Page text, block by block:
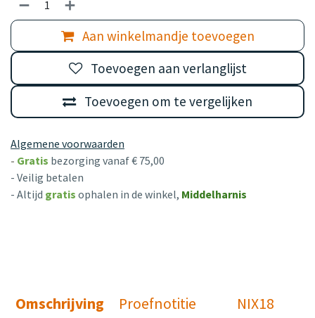
Aan winkelmandje toevoegen
Toevoegen om te vergelijken
Toevoegen aan verlanglijst
Algemene voorwaarden
- Gratis bezorging vanaf € 75,00
- Veilig betalen
- Altijd gratis ophalen in de winkel, Middelharnis
Omschrijving Proefnotitie NIX18